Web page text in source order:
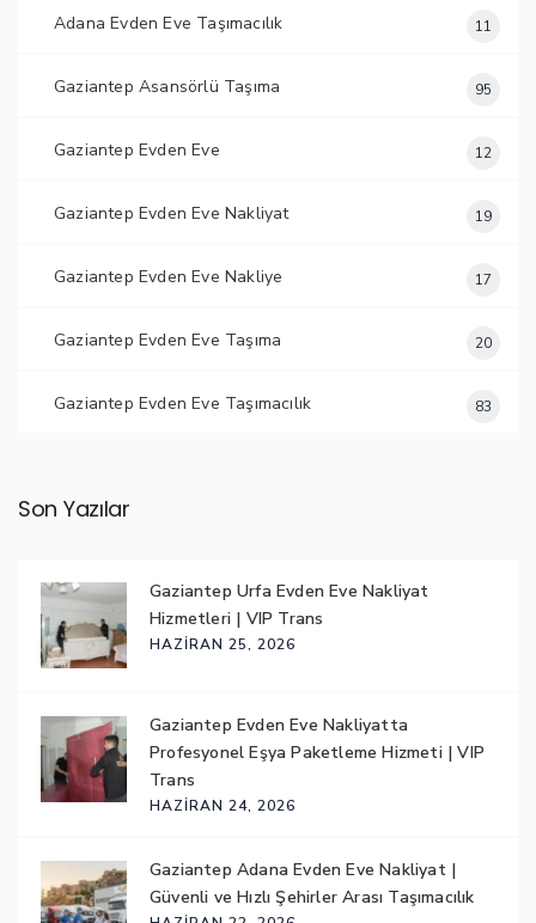
Adana Evden Eve Taşımacılık 11
Gaziantep Asansörlü Taşıma 95
Gaziantep Evden Eve 12
Gaziantep Evden Eve Nakliyat 19
Gaziantep Evden Eve Nakliye 17
Gaziantep Evden Eve Taşıma 20
Gaziantep Evden Eve Taşımacılık 83
Son Yazılar
Gaziantep Urfa Evden Eve Nakliyat
Hizmetleri | VIP Trans
HAZIRAN 25, 2026
Gaziantep Evden Eve Nakliyatta
Profesyonel Eşya Paketleme Hizmeti | VIP
Trans
HAZIRAN 24, 2026
Gaziantep Adana Evden Eve Nakliyat |
Güvenli ve Hızlı Şehirler Arası Taşımacılık